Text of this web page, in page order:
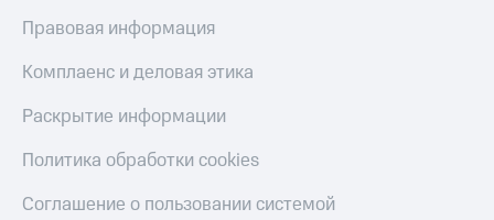
Правовая информация
Комплаенс и деловая этика
Раскрытие информации
Политика обработки cookies
Соглашение о пользовании системой